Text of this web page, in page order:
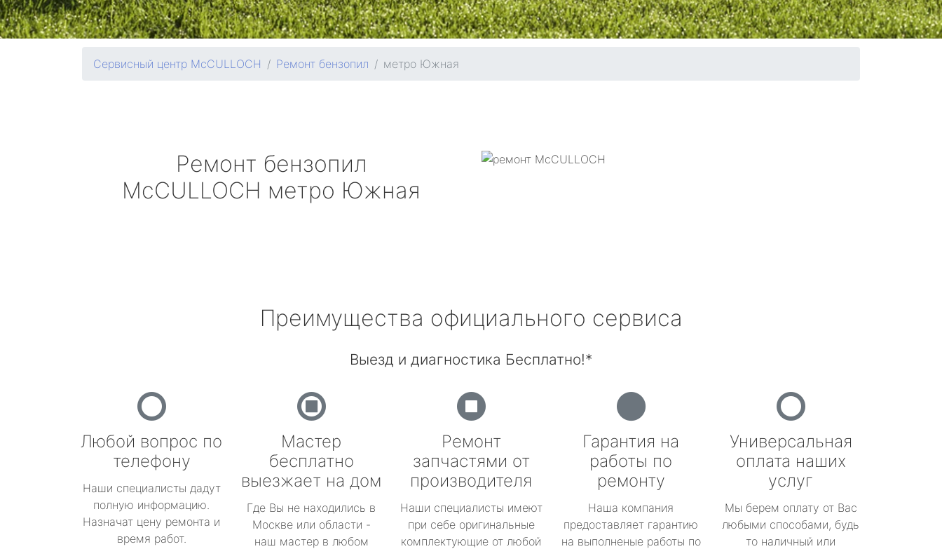
Сервисный центр McCULLOCH Ремонт бензопил метро Южная
Ремонт бензопил
McCULLOCH метро Южная
Преимущества официального сервиса
Выезд и диагностика Бесплатно!*
Любой вопрос по
телефону
Наши специалисты дадут
полную информацию.
Назначат цену ремонта и
время работ.
Мастер
бесплатно
выезжает на дом
Где Вы не находились в
Москве или области -
наш мастер в любом
Ремонт
запчастями от
производителя
Наши специалисты имеют
при себе оригинальные
комплектующие от любой
Гарантия на
работы по
ремонту
Наша компания
предоставляет гарантию
на выполненые работы по
Универсальная
оплата наших
услуг
Мы берем оплату от Вас
любыми способами, будь
то наличный или